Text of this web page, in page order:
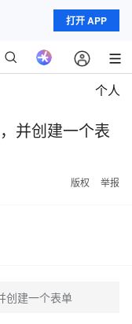
打开 APP
个人
并创建一个表
版权 举报
创建一个表单